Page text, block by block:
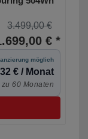
3.499,00 €
€ *
möglich
€ / Monat
60 Monaten